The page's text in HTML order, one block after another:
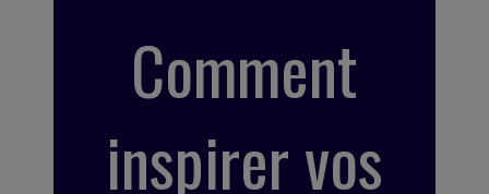
Comment
inspirer vos